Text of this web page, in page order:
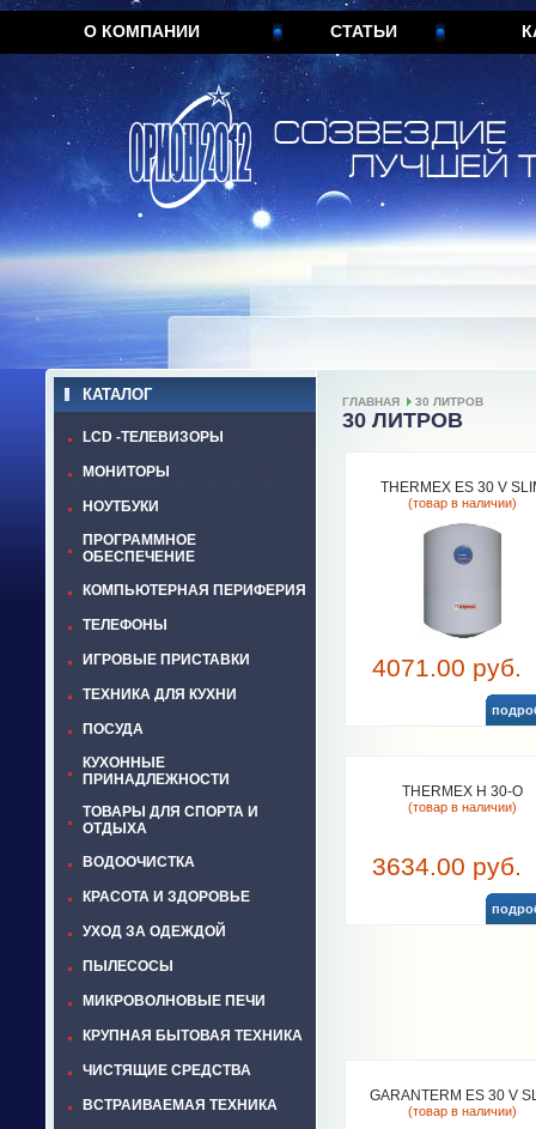
О КОМПАНИИ СТАТЬИ
КАТАЛОГ
LCD -ТЕЛЕВИЗОРЫ
МОНИТОРЫ
НОУТБУКИ
ПРОГРАММНОЕ
ОБЕСПЕЧЕНИЕ
КОМПЬЮТЕРНАЯ ПЕРИФЕРИЯ
ТЕЛЕФОНЫ
ИГРОВЫЕ ПРИСТАВКИ
ТЕХНИКА ДЛЯ КУХНИ
ПОСУДА
КУХОННЫЕ
ПРИНАДЛЕЖНОСТИ
ТОВАРЫ ДЛЯ СПОРТА И
ОТДЫХА
ВОДООЧИСТКА
КРАСОТА И ЗДОРОВЬЕ
УХОД ЗА ОДЕЖДОЙ
ПЫЛЕСОСЫ
МИКРОВОЛНОВЫЕ ПЕЧИ
КРУПНАЯ БЫТОВАЯ ТЕХНИКА
ЧИСТЯЩИЕ СРЕДСТВА
ВСТРАИВАЕМАЯ ТЕХНИКА
ГЛАВНАЯ 30 ЛИТРОВ
30 ЛИТРОВ
THERMEX ES 30 V
(товар в наличии)
4071.00 руб.
THERMEX H 30-O
(товар в наличии)
3634.00 руб.
GARANTERM ES 30 V
(товар в наличии)